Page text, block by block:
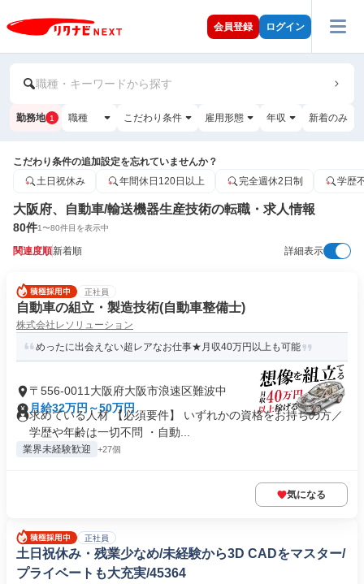
会員登録 ログイン
職種・キーワードから探す
勤務地 1 職種 こだわり条件 雇用形態 年収 新着のみ
こだわり条件の追加設定を忘れていませんか？
土日祝休み
年間休日120日以上 完全週休2日制 学歴
大阪府、自動車/輸送機器生産技術の転職・求人情報
80件1〜80件目を表示中
関連度順新着順 詳細表示
正社員
自動車の組立・製造技術(自動車整備士)
株式会社レソリューション
めったに出会えない超レアなお仕事★月収40万円以上も可能
〒556-0011大阪府大阪市浪速区難波中
月給32万円～50万円
求めている人材 【必須要件】 いずれかの資格をお持ちの方／
学歴や年齢は一切不問 ・自動...
業界未経験歓迎 +27個
気になる
正社員
土日祝休み・残業少なめ/未経験から3D CADをマスター/
プライベートも大充実/45364